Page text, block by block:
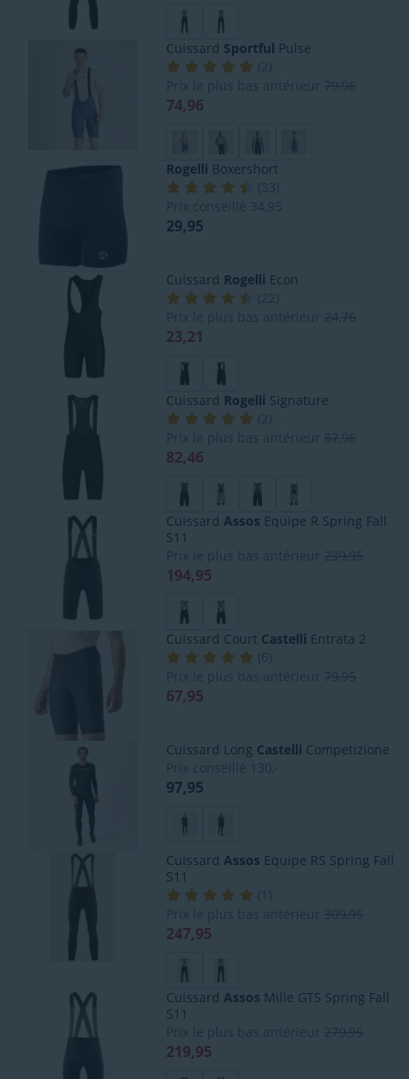
Cuissard Sportful Pulse
(2
Prix le plus bas antérieur 79,96
74,96
Rogelli Boxershort
( 33
Prix conseillé
34,95
29,95
Cuissard Rogelli Econ
(22
Prix le plus bas antérieur 24,76
23,21
Cuissard Rogelli Signature
(2
Prix le plus bas antérieur 87,96
82,46
Cuissard Assos Equipe R Spring Fall
S11
Prix le plus bas antérieur 239,95
194,95
Cuissard Court Castelli Entrata 2
(6
Prix le plus bas antérieur 79,95
67,95
Cuissard Long Castelli Competizione
Prix conseillé
130,-
97,95
Cuissard Assos Equipe RS Spring Fall
S11
(
Prix le plus bas antérieur 309,95
247,95
Cuissard Assos Mille GTS Spring Fall
S11
Prix le plus bas antérieur 279,95
219,95